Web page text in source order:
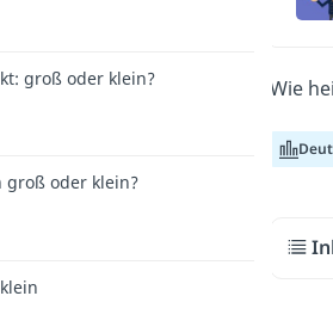
Wie
groß oder klein?
groß oder klein?